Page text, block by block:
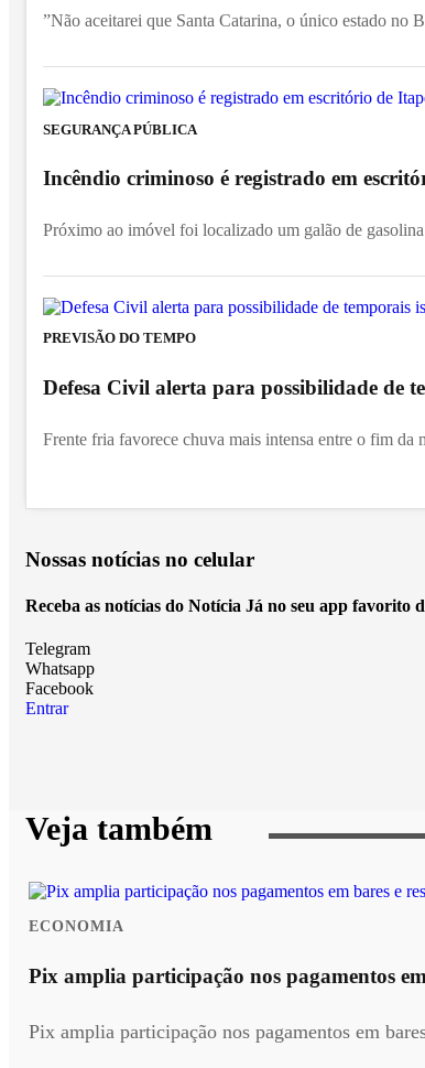
”Não aceitarei que Santa Catarina, o único estado no
SEGURANÇA PÚBLICA
Incêndio criminoso é registrado em
Próximo ao imóvel foi localizado um galão de
PREVISÃO DO TEMPO
Defesa Civil alerta para possibilidade de
Frente fria favorece chuva mais intensa entre o fim da
Nossas notícias no celular
Receba as notícias do Notícia Já no seu app favorito
Telegram
Whatsapp
Facebook
Entrar
Veja também
ECONOMIA
Pix amplia participação nos pagamentos
Pix amplia participação nos pagamentos em